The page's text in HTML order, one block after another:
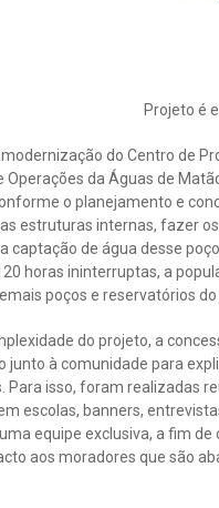
Projeto é
do Centro de
Operações da Águas de
o planejamento e
estruturas internas, fazer
captação de água desse
horas ininterruptas, a
poços e reservatórios do
do projeto, a
junto à comunidade para
Para isso, foram realizadas
escolas, banners,
equipe exclusiva, a fim
aos moradores que são